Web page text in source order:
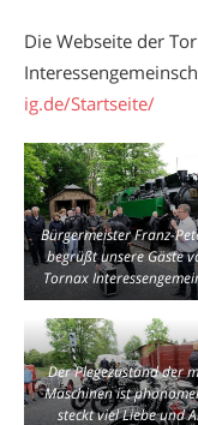
Die Webseite der
ig.de/Startseite/
Bürgermeister Franz-
begrüßt unsere Gäste
Tornax
Der Plegezustand der
Maschinen ist
steckt viel Liebe und